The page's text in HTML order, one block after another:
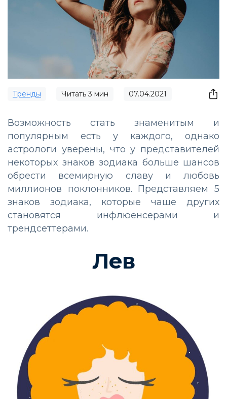
Тренды Читать3 мин 07.04.2021
Возможность стать знаменитым и
популярным есть у каждого, однако
астрологи уверены, что у представителей
некоторых знаков зодиака больше шансов
обрести всемирную славу и любовь
миллионов поклонников. Представляем 5
знаков зодиака, которые чаще других
становятся инфлюенсерами и
трендсеттерами.
Лев